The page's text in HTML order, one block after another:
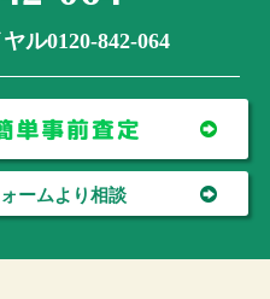
ル0120-842-064
ームより相談